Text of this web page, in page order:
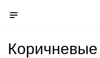
Коричневые